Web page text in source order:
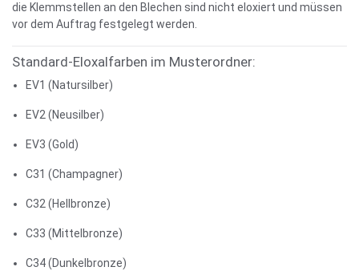
die Klemmstellen an den Blechen sind nicht eloxiert und müssen
vor dem Auftrag festgelegt werden.
Standard-Eloxalfarben im Musterordner:
EV1 (Natursilber)
EV2 (Neusilber)
EV3 (Gold)
C31 (Champagner)
C32 (Hellbronze)
C33 (Mittelbronze)
C34 (Dunkelbronze)